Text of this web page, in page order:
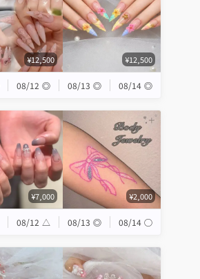
¥12,500 ¥12,500
08/12 ◎ 08/13 ◎ 08/14 ◎
¥7,000 ¥2,000
08/12 △ 08/13 ◎ 08/14 ◯